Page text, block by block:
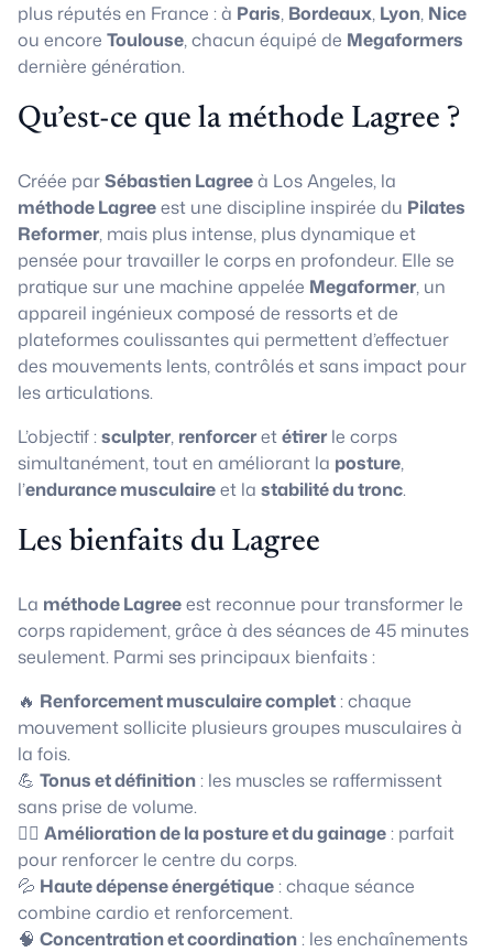
plus réputés en France : à Paris, Bordeaux, Lyon, Nice
ou encore Toulouse, chacun équipé de Megaformers
dernière génération.
Qu’est-ce que la méthode Lagree ?
Créée parSébastien Lagreeà Los Angeles, la
méthode Lagreeest une discipline inspirée du Pilates
Reformer, mais plus intense, plus dynamique et
pensée pour travailler le corps en profondeur. Elle se
pratique sur une machine appelée Megaformer, un
appareil ingénieux composé de ressorts et de
plateformes coulissantes qui permettent d’effectuer
des mouvements lents, contrôlés et sans impact pour
les articulations.
L’objectif :sculpter, renforceretétirerle corps
simultanément, tout en améliorant la posture,
l’endurance musculaireet la stabilité du tronc.
Les bienfaits du Lagree
La méthode Lagreeest reconnue pour transformer le
corps rapidement, grâce à des séances de 45 minutes
seulement. Parmi ses principaux bienfaits :
🔥 Renforcement musculaire complet: chaque
mouvement sollicite plusieurs groupes musculaires à
la fois.
💪 Tonus et définition: les muscles se raffermissent
sans prise de volume.
🧘‍♀️ Amélioration de la posture et du gainage: parfait
pour renforcer le centre du corps.
💦 Haute dépense énergétique: chaque séance
combine cardio et renforcement.
🧠 Concentration et coordination: les enchaînements